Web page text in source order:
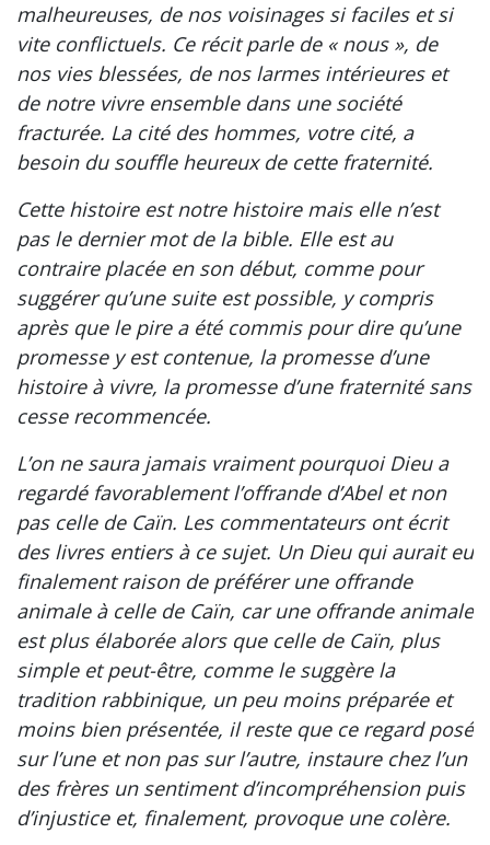
malheureuses, de nos voisinages si faciles et si
vite conflictuels. Ce récit parle de « nous », de
nos vies blessées, de nos larmes intérieures et
de notre vivre ensemble dans une société
fracturée. La cité des hommes, votre cité, a
besoin du souffle heureux de cette fraternité.
Cette histoire est notre histoire mais elle n’est
pas le dernier mot de la bible. Elle est au
contraire placée en son début, comme pour
suggérer qu’une suite est possible, y compris
après que le pire a été commis pour dire qu’une
promesse y est contenue, la promesse d’une
histoire à vivre, la promesse d’une fraternité sans
cesse recommencée.
L’on ne saura jamais vraiment pourquoi Dieu a
regardé favorablement l’offrande d’Abel et non
pas celle de Caïn. Les commentateurs ont écrit
des livres entiers à ce sujet. Un Dieu qui aurait eu
finalement raison de préférer une offrande
animale à celle de Caïn, car une offrande animale
est plus élaborée alors que celle de Caïn, plus
simple et peut-être, comme le suggère la
tradition rabbinique, un peu moins préparée et
moins bien présentée, il reste que ce regard posé
sur l’une et non pas sur l’autre, instaure chez l’un
des frères un sentiment d’incompréhension puis
d’injustice et, finalement, provoque une colère.